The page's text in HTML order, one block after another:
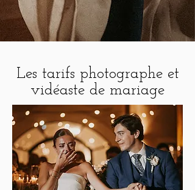
Les tarifs photographe et
vidéaste de mariage